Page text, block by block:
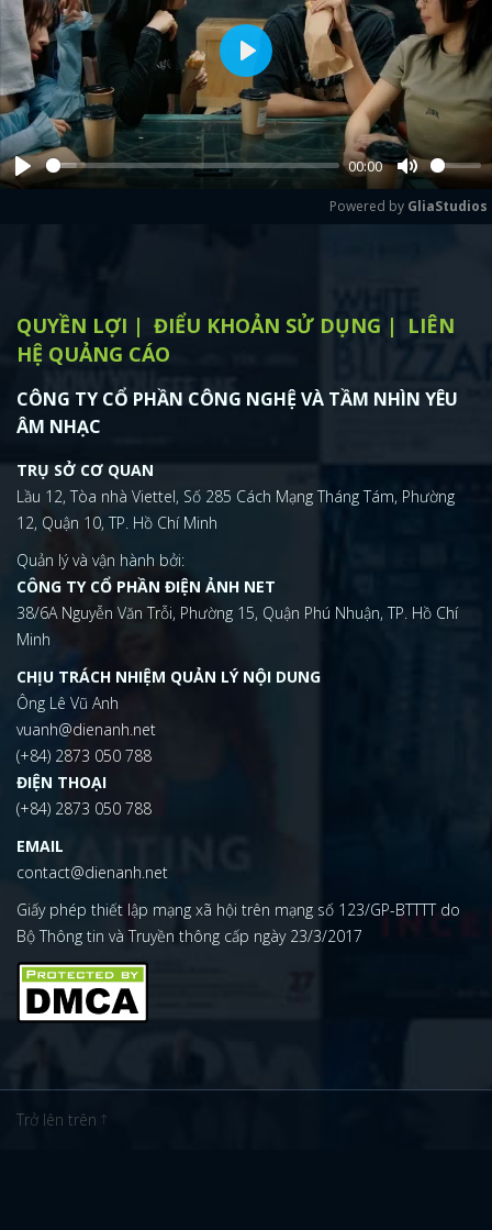
Play
00:00
Mute
Play
Powered by GliaStudios
QUYỀN LỢI ĐIỂU KHOẢN SỬ DỤNG
LIÊN
HỆ QUẢNG CÁO
CÔNG TY CỔ PHẦN CÔNG NGHỆ VÀ TẦM NHÌN YÊU
ÂM NHẠC
TRỤ SỞ CƠ QUAN
Lầu 12, Tòa nhà Viettel, Số 285 Cách Mạng Tháng Tám, Phường
12, Quận 10, TP. Hồ Chí Minh
Quản lý và vận hành bởi:
CÔNG TY CỔ PHẦN ĐIỆN ẢNH NET
38/6A Nguyễn Văn Trỗi, Phường 15, Quận Phú Nhuận, TP. Hồ Chí
Minh
CHỊU TRÁCH NHIỆM QUẢN LÝ NỘI DUNG
Ông Lê Vũ Anh
vuanh@dienanh.net
(+84) 2873 050 788
ĐIỆN THOẠI
(+84) 2873 050 788
EMAIL
contact@dienanh.net
Giấy phép thiết lập mạng xã hội trên mạng số 123/GP-BTTTT do
Bộ Thông tin và Truyền thông cấp ngày 23/3/2017
Trở lên trên